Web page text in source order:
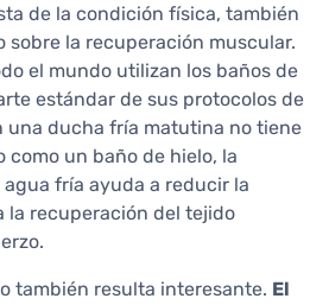
de la condición física, también
sobre la recuperación muscular.
el mundo utilizan los baños de
estándar de sus protocolos de
una ducha fría matutina no tiene
un baño de hielo, la
fría ayuda a reducir la
la recuperación del tejido
también resulta interesante. El